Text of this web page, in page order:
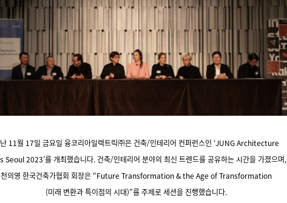
11월 17일 금요일 융코리아일렉트릭㈜은 건축/인테리어 컨퍼런스인 ‘JUNG Architecture
Seoul 2023’를 개최했습니다. 건축/인테리어 분야의 최신 트렌드를 공유하는 시간을 가졌으며,
천의영 한국건축가협회 회장은“Future Transformation & the Age of Transformation
(미래 변환과특이점의 시대)”를주제로 세션을 진행했습니다.